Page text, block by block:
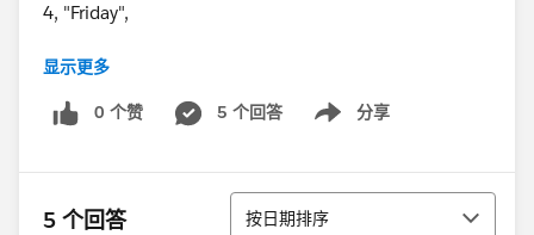
4, "Friday",
5, "Saturday",
6, "Sunday",
显示更多
0 个赞 5 个回答 分享
Show menu
5 个回答 排序
按日期排序